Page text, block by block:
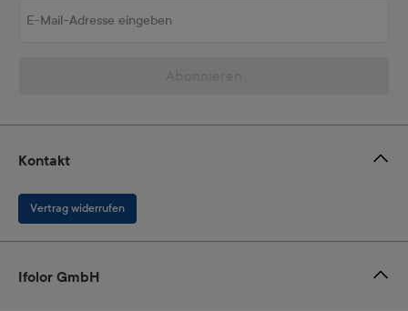
Kontakt
Vertrag widerrufen
Ifolor GmbH